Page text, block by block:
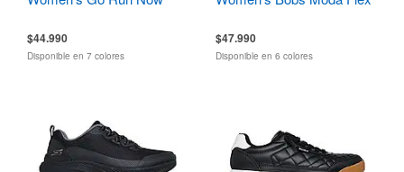
$44.990
Disponible en 7 colores
$47.990
Disponible en 6 colores